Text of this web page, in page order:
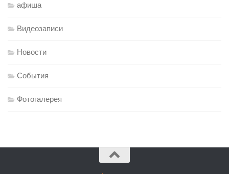
афиша
Видеозаписи
Новости
События
Фотогалерея